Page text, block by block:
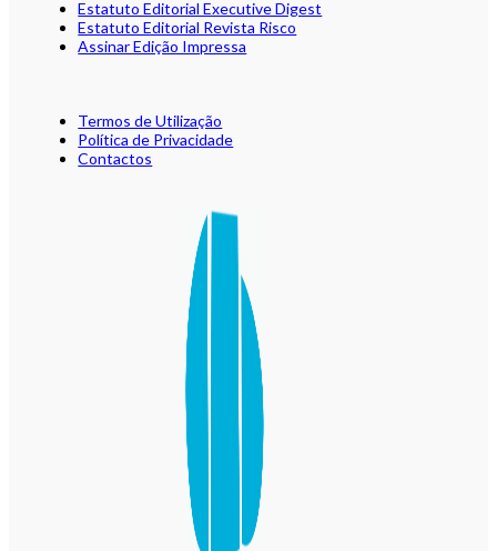
Estatuto Editorial Executive Digest
Estatuto Editorial Revista Risco
Assinar Edição Impressa
Termos de Utilização
Política de Privacidade
Contactos